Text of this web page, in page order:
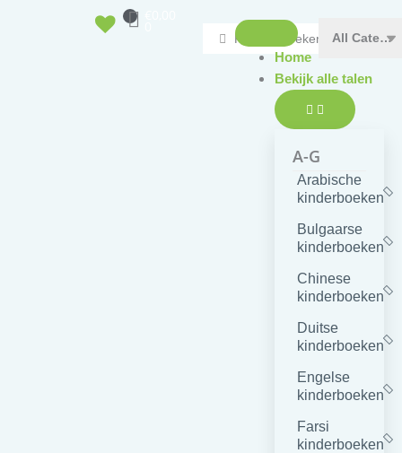
Search
Home
Bekijk alle talen
Bekijk
alle
Bekijk
alle
A-G
Arabische
kinderboeken
Bulgaarse
kinderboeken
Chinese
kinderboeken
Duitse
kinderboeken
Engelse
kinderboeken
Farsi
kinderboeken